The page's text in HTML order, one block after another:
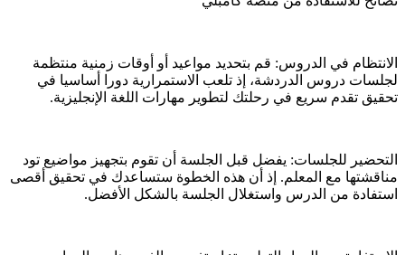
الانتظام في الدروس: قم بتحديد مواعيد أو أوقات زمنية منتظمة
لجلسات دروس الدردشة، إذ تلعب الاستمرارية دورا أساسيا في
تحقيق تقدم سريع في رحلتك لتطوير مهارات اللغة الإنجليزية.
التحضير للجلسات: يفضل قبل الجلسة أن تقوم بتجهيز مواضيع تود
مناقشتها مع المعلم. إذ أن هذه الخطوة ستساعدك في تحقيق أقصى
استفادة من الدرس واستغلال الجلسة بالشكل الأفضل.